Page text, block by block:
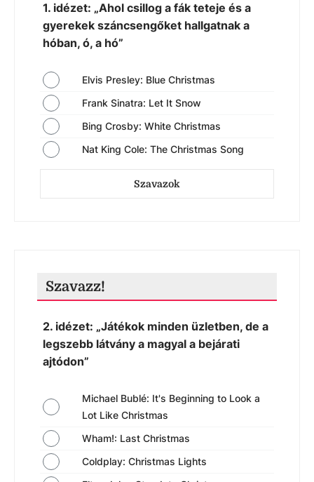
1. idézet: „Ahol csillog a fák teteje és a
gyerekek száncsengőket hallgatnak a
hóban, ó, a hó”
Elvis Presley: Blue Christmas
Frank Sinatra: Let It Snow
Bing Crosby: White Christmas
Nat King Cole: The Christmas Song
Szavazok
Szavazz!
2. idézet: „Játékok minden üzletben, de a
legszebb látvány a magyal a bejárati
ajtódon”
Michael Bublé: It's Beginning to Look a
Lot Like Christmas
Wham!: Last Christmas
Coldplay: Christmas Lights